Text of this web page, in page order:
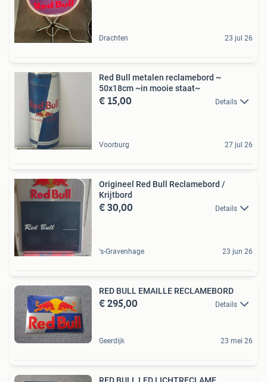
Drachten 23 jul 26
Red Bull metalen reclamebord ~
50x18cm ~in mooie staat~
€ 15,00 Details
Voorburg 27 jul 26
Origineel Red Bull Reclamebord /
Krijtbord
€ 30,00 Details
's-Gravenhage 23 jun 26
RED BULL EMAILLE RECLAMEBORD
€ 295,00 Details
Geerdijk 23 mei 26